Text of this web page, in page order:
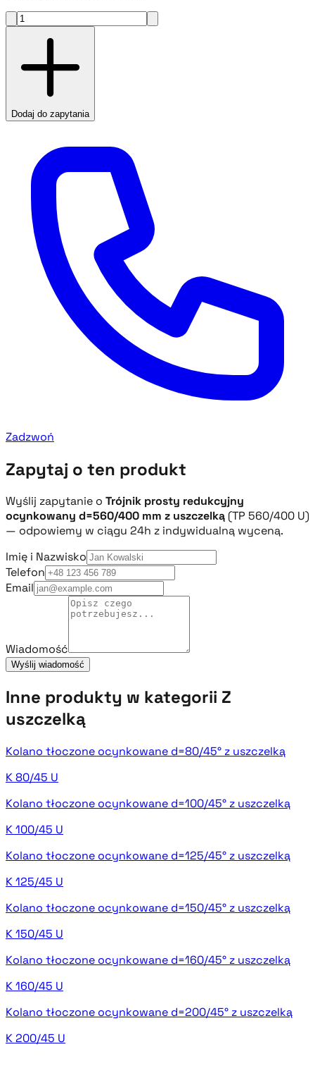
Dodaj do zapytania
Zadzwoń
Zapytaj o ten produkt
Wyślij zapytanie o Trójnik prosty redukcyjny
ocynkowany d=560/400 mm z uszczelką (TP 560/400 U)
— odpowiemy w ciągu 24h z indywidualną wyceną.
Imię i Nazwisko
Telefon
Email
Wiadomość
Wyślij wiadomość
Inne produkty w kategorii Z
uszczelką
Kolano tłoczone ocynkowane d=80/45° z uszczelką
K 80/45 U
Kolano tłoczone ocynkowane d=100/45° z uszczelką
K 100/45 U
Kolano tłoczone ocynkowane d=125/45° z uszczelką
K 125/45 U
Kolano tłoczone ocynkowane d=150/45° z uszczelką
K 150/45 U
Kolano tłoczone ocynkowane d=160/45° z uszczelką
K 160/45 U
Kolano tłoczone ocynkowane d=200/45° z uszczelką
K 200/45 U